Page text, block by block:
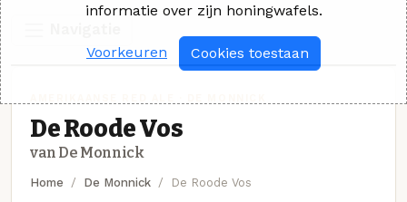
De Roode Vos
van De Monnick
Home De Monnick De Roode Vos
informatie over zijn honingwafels.
Voorkeuren Cookies toestaan